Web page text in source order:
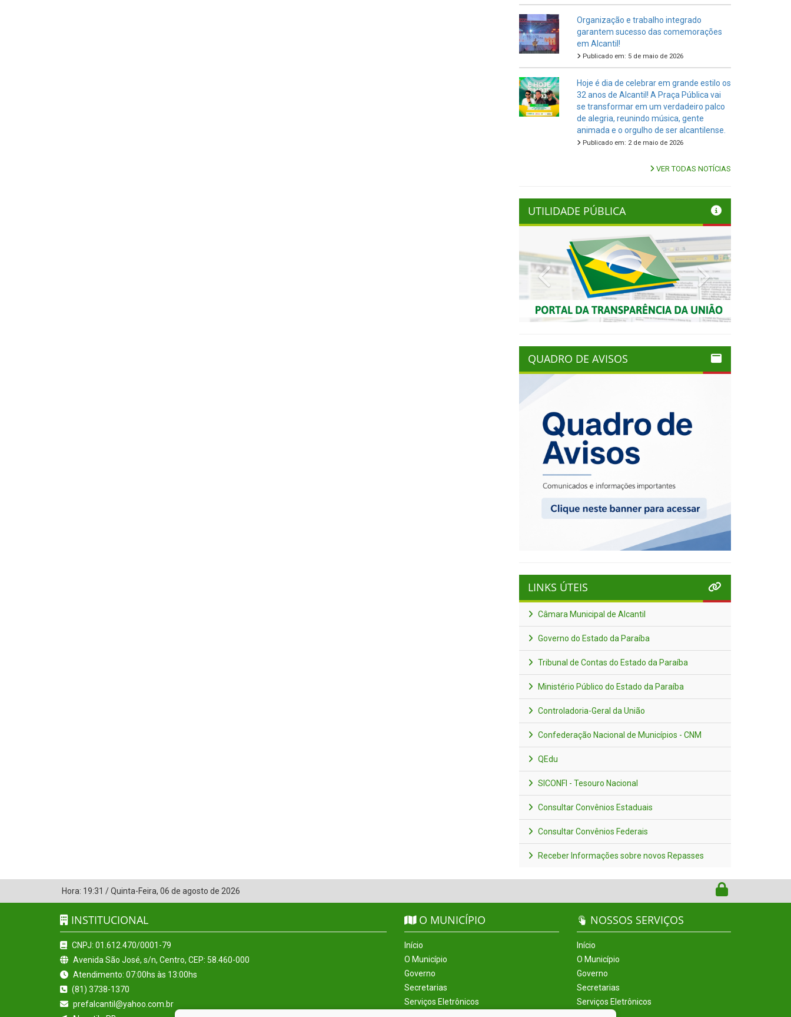
Organização e trabalho integrado
garantem sucesso das comemorações
em Alcantil!
Publicado em: 5 de maio de 2026
Hoje é dia de celebrar em grande estilo os
32 anos de Alcantil! A Praça Pública vai
se transformar em um verdadeiro palco
de alegria, reunindo música, gente
animada e o orgulho de ser alcantilense.
Publicado em: 2 de maio de 2026
VER TODAS NOTÍCIAS
UTILIDADE PÚBLICA
Previous Next
QUADRO DE AVISOS
LINKS ÚTEIS
Câmara Municipal de Alcantil
Governo do Estado da Paraíba
Tribunal de Contas do Estado da Paraíba
Ministério Público do Estado da Paraíba
Controladoria-Geral da União
Confederação Nacional de Municípios - CNM
QEdu
SICONFI - Tesouro Nacional
Consultar Convênios Estaduais
Consultar Convênios Federais
Receber Informações sobre novos Repasses
Hora: 19:31 /Quinta-Feira, 06 de agosto de 2026
INSTITUCIONAL
CNPJ: 01.612.470/0001-79
Avenida São José, s/n, Centro, CEP: 58.460-000
Atendimento: 07:00hs às 13:00hs
(81) 3738-1370
prefalcantil@yahoo.com.br
O MUNICÍPIO
Início
O Município
Governo
Secretarias
Serviços Eletrônicos
NOSSOS SERVIÇOS
Início
O Município
Governo
Secretarias
Serviços Eletrônicos